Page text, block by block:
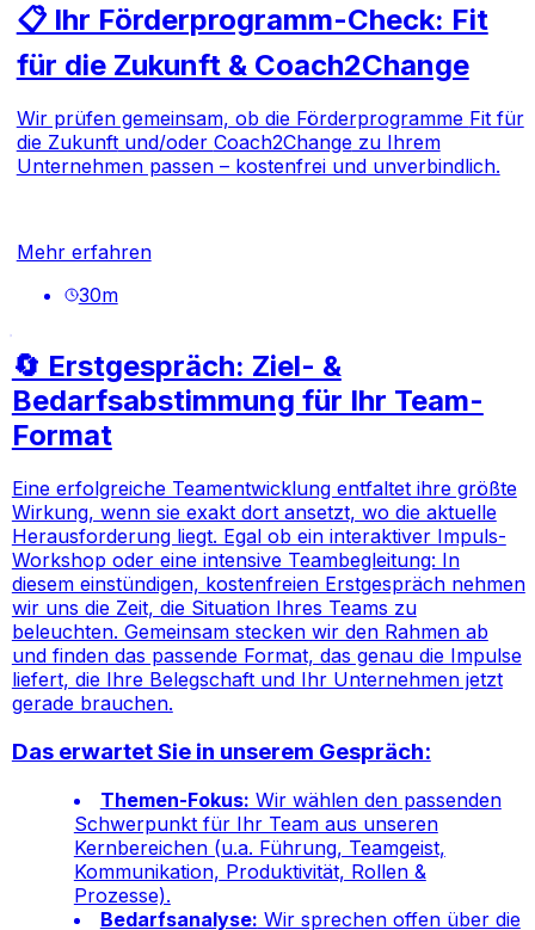
📋 Ihr Förderprogramm-Check: Fit
für die Zukunft & Coach2Change
Wir prüfen gemeinsam, ob die Förderprogramme Fit für
die Zukunftund/oder Coach2Changezu Ihrem
Unternehmen passen – kostenfrei und unverbindlich.
Mehr erfahren
30m
🔄 Erstgespräch: Ziel- &
Bedarfsabstimmung für Ihr Team-
Format
Eine erfolgreiche Teamentwicklung entfaltet ihre größte
Wirkung, wenn sie exakt dort ansetzt, wo die aktuelle
Herausforderung liegt. Egal ob ein interaktiver Impuls-
Workshop oder eine intensive Teambegleitung: In
diesem einstündigen, kostenfreien Erstgespräch nehmen
wir uns die Zeit, die Situation Ihres Teams zu
beleuchten. Gemeinsam stecken wir den Rahmen ab
und finden das passende Format, das genau die Impulse
liefert, die Ihre Belegschaft und Ihr Unternehmen jetzt
gerade brauchen.
Das erwartet Sie in unserem Gespräch:
Themen-Fokus: Wir wählen den passenden
Schwerpunkt für Ihr Team aus unseren
Kernbereichen (u.a. Führung, Teamgeist,
Kommunikation, Produktivität, Rollen &
Prozesse).
Bedarfsanalyse: Wir sprechen offen über die